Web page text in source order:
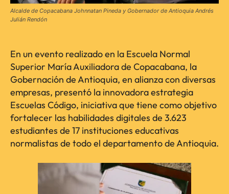
Alcalde de Copacabana Johnnatan Pineda y Gobernador de Antioquia Andrés
Julián Rendón
En un evento realizado en la Escuela Normal
Superior María Auxiliadora de Copacabana, la
Gobernación de Antioquia, en alianza con diversas
empresas, presentó la innovadora estrategia
Escuelas Código, iniciativa que tiene como objetivo
fortalecer las habilidades digitales de 3.623
estudiantes de 17 instituciones educativas
normalistas de todo el departamento de Antioquia.